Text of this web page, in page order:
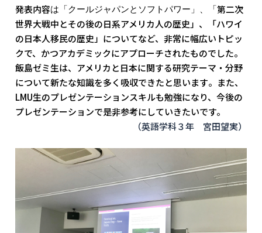
発表内容は「クールジャパンとソフトパワー」、「第二次
世界大戦中とその後の日系アメリカ人の歴史」、「ハワイ
の日本人移民の歴史」 についてなど、非常に幅広いトピッ
クで、かつアカデミックにアプローチされたものでした。
飯島ゼミ生は、アメリカと日本に関する研究テーマ・分野
について新たな知識を多く吸収できたと思います。また、
LMU生のプレゼンテーションスキルも勉強になり、 今後の
プレゼンテーションで是非参考にしていきたいです。
（英語学科３年 宮田望実）